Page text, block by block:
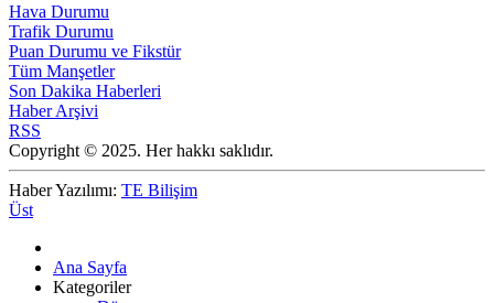
Hava Durumu
Trafik Durumu
Puan Durumu ve Fikstür
Tüm Manşetler
Son Dakika Haberleri
Haber Arşivi
RSS
Copyright © 2025. Her hakkı saklıdır.
Haber Yazılımı: TE Bilişim
Üst
Ana Sayfa
Kategoriler